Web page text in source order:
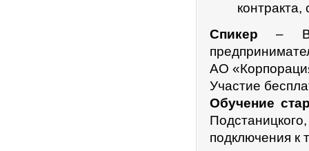
Спикер –
АО
Участие
Обучение
подключения к